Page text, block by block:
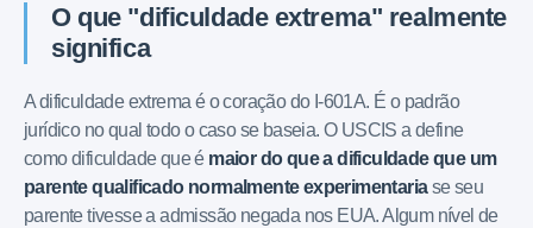
O que "dificuldade extrema" realmente
significa
A dificuldade extrema é o coração do I-601A. É o padrão
jurídico no qual todo o caso se baseia. O USCIS a define
como dificuldade que é maior do que a dificuldade que um
parente qualificado normalmente experimentariase seu
parente tivesse a admissão negada nos EUA. Algum nível de